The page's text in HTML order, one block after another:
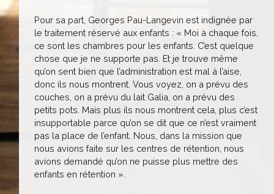
Pour sa part, Georges Pau-Langevin est indignée par
le traitement réservé aux enfants : « Moi à chaque fois,
ce sont les chambres pour les enfants. C’est quelque
chose que je ne supporte pas. Et je trouve même
qu’on sent bien que l’administration est mal à l’aise,
donc ils nous montrent. Vous voyez, on a prévu des
couches, on a prévu du lait Galia, on a prévu des
petits pots. Mais plus ils nous montrent cela, plus c’est
insupportable parce qu’on se dit que ce n’est vraiment
pas la place de l’enfant. Nous, dans la mission que
nous avions faite sur les centres de rétention, nous
avions demandé qu’on ne puisse plus mettre des
enfants en rétention ».